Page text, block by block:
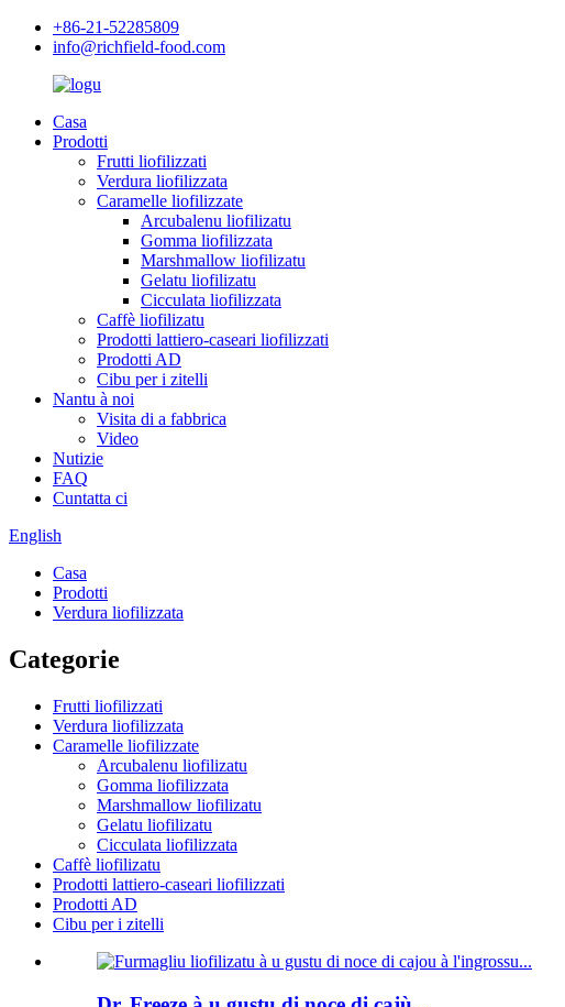
+86-21-52285809
info@richfield-food.com
Casa
Prodotti
Frutti liofilizzati
Verdura liofilizzata
Caramelle liofilizzate
Arcubalenu liofilizatu
Gomma liofilizzata
Marshmallow liofilizatu
Gelatu liofilizatu
Cicculata liofilizzata
Caffè liofilizatu
Prodotti lattiero-caseari liofilizzati
Prodotti AD
Cibu per i zitelli
Nantu à noi
Visita di a fabbrica
Video
Nutizie
FAQ
Cuntatta ci
English
Casa
Prodotti
Verdura liofilizzata
Categorie
Frutti liofilizzati
Verdura liofilizzata
Caramelle liofilizzate
Arcubalenu liofilizatu
Gomma liofilizzata
Marshmallow liofilizatu
Gelatu liofilizatu
Cicculata liofilizzata
Caffè liofilizatu
Prodotti lattiero-caseari liofilizzati
Prodotti AD
Cibu per i zitelli